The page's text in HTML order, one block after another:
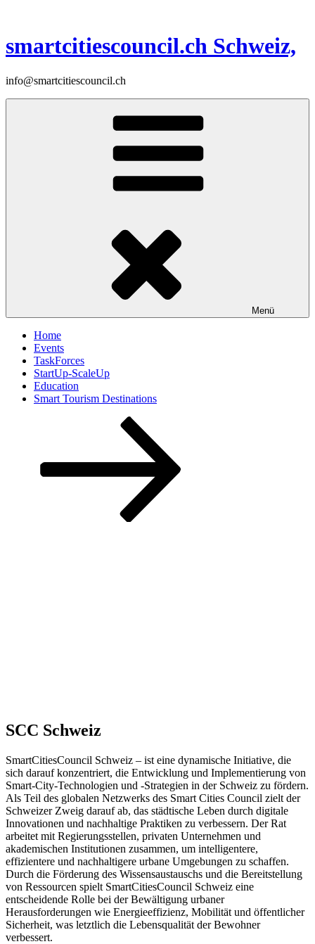
smartcitiescouncil.ch Schweiz,
info@smartcitiescouncil.ch
Menü
Home
Events
TaskForces
StartUp-ScaleUp
Education
Smart Tourism Destinations
SCC Schweiz
SmartCitiesCouncil Schweiz – ist eine dynamische Initiative, die
sich darauf konzentriert, die Entwicklung und Implementierung von
Smart-City-Technologien und -Strategien in der Schweiz zu fördern.
Als Teil des globalen Netzwerks des Smart Cities Council zielt der
Schweizer Zweig darauf ab, das städtische Leben durch digitale
Innovationen und nachhaltige Praktiken zu verbessern. Der Rat
arbeitet mit Regierungsstellen, privaten Unternehmen und
akademischen Institutionen zusammen, um intelligentere,
effizientere und nachhaltigere urbane Umgebungen zu schaffen.
Durch die Förderung des Wissensaustauschs und die Bereitstellung
von Ressourcen spielt SmartCitiesCouncil Schweiz eine
entscheidende Rolle bei der Bewältigung urbaner
Herausforderungen wie Energieeffizienz, Mobilität und öffentlicher
Sicherheit, was letztlich die Lebensqualität der Bewohner
verbessert.